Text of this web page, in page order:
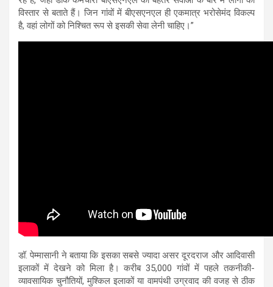
विस्तार से बताते हैं। जिन गांवों में बीएसएनएल ही एकमात्र भरोसेमंद विकल्प
है, वहां लोगों को निश्चित रूप से इसकी सेवा लेनी चाहिए।”
डॉ. पेम्मासानी ने बताया कि इसका सबसे ज्यादा असर दूरदराज और आदिवासी
इलाकों में देखने को मिला है। करीब 35,000 गांवों में पहले तकनीकी-
व्यावसायिक चुनौतियों, मुश्किल इलाकों या वामपंथी उग्रवाद की वजह से ठीक